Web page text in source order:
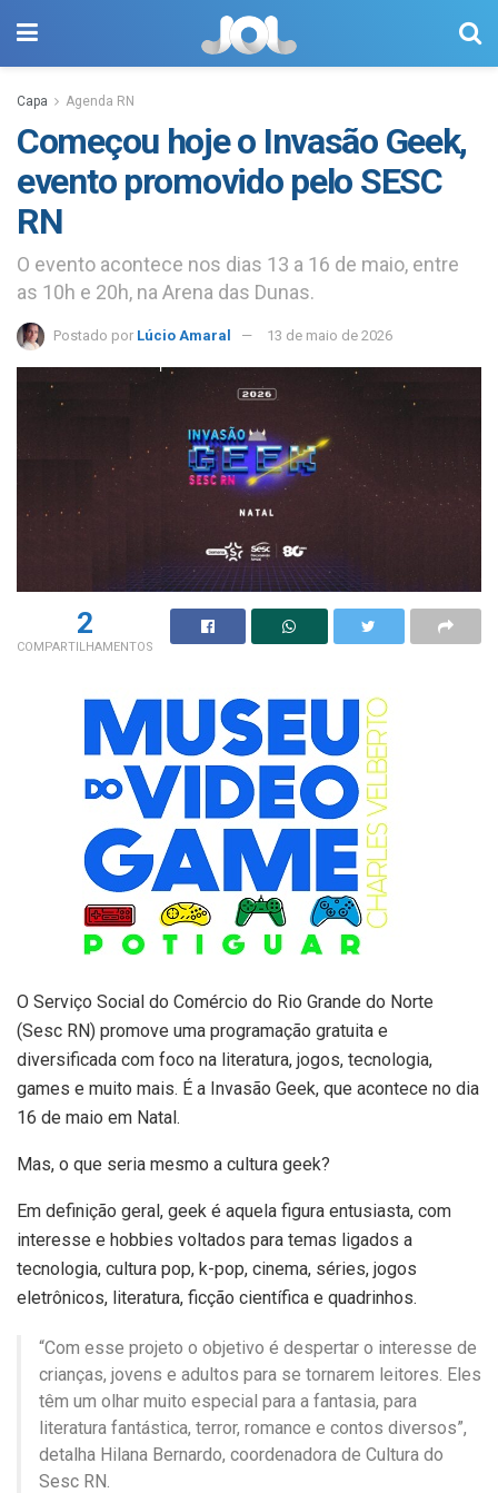
Capa Agenda RN
Começou hoje o Invasão Geek,
evento promovido pelo SESC
RN
O evento acontece nos dias 13 a 16 de maio, entre
as 10h e 20h, na Arena das Dunas.
Postado por Lúcio Amaral 13 de maio de 2026
2
COMPARTILHAMENTOS
O Serviço Social do Comércio do Rio Grande do Norte
(Sesc RN) promove uma programação gratuita e
diversificada com foco na literatura, jogos, tecnologia,
games e muito mais. É a Invasão Geek, que acontece no dia
16 de maio em Natal.
Mas, o que seria mesmo a cultura geek?
Em definição geral, geek é aquela figura entusiasta, com
interesse e hobbies voltados para temas ligados a
tecnologia, cultura pop, k-pop, cinema, séries, jogos
eletrônicos, literatura, ficção científica e quadrinhos.
“Com esse projeto o objetivo é despertar o interesse de
crianças, jovens e adultos para se tornarem leitores. Eles
têm um olhar muito especial para a fantasia, para
literatura fantástica, terror, romance e contos diversos”,
detalha Hilana Bernardo, coordenadora de Cultura do
Sesc RN.